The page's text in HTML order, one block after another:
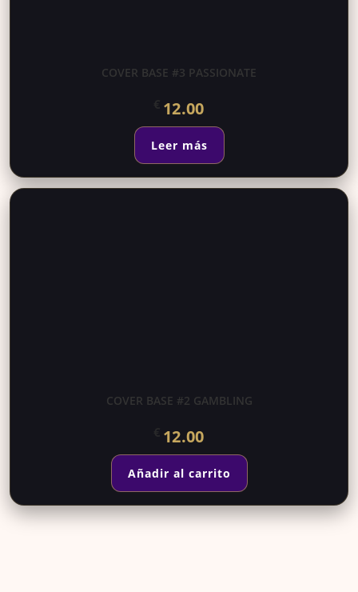
COVER BASE #3 PASSIONATE
12.00
Leer más
COVER BASE #2 GAMBLING
12.00
Añadir al carrito